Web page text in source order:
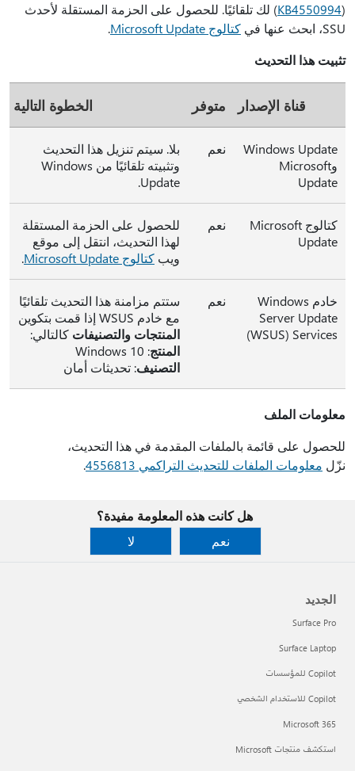
(KB4550994 ) لك تلقائيًا. للحصول على الحزمة المستقلة لأحدث
SSU، ابحث عنها في
كتالوج Microsoft Update
.
تثبيت هذا التحديث
قناة الإصدار متوفر الخطوة التالية
Windows Update
وMicrosoft
Update
نعم
بلا. سيتم تنزيل هذا التحديث
وتثبيته تلقائيًا من Windows
Update.
كتالوج Microsoft
Update
نعم
للحصول على الحزمة المستقلة
لهذا التحديث، انتقل إلى موقع
ويب كتالوج Microsoft Update .
خادم Windows
Server Update
Services ‏(WSUS)
نعم
ستتم مزامنة هذا التحديث تلقائيًا
مع خادم WSUS إذا قمت بتكوين
المنتجات والتصنيفات كالتالي:
المنتج: ‏Windows 10
التصنيف: تحديثات أمان
معلومات الملف
للحصول على قائمة بالملفات المقدمة في هذا التحديث،
نزّل معلومات الملفات للتحديث التراكمي 4556813 .
هل كانت هذه المعلومة مفيدة؟
نعم
لا
الجديد
Surface Pro
Surface Laptop
Copilot للمؤسسات
Copilot للاستخدام الشخصي
Microsoft 365
استكشف منتجات Microsoft